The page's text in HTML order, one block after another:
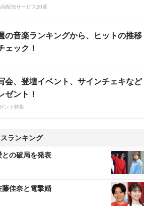
配信サービス20選
の音楽ランキングから、ヒットの推移
ェック！
会、登壇イベント、サインチェキなど
ゼント！
ント特集
ランキング
の破局を発表
佳奈と電撃婚